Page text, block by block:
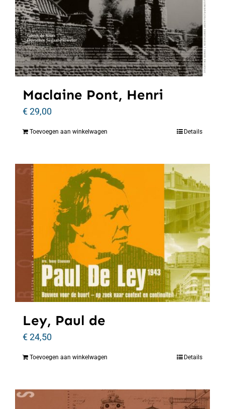
Maclaine Pont, Henri
€29,00
Toevoegen aan winkelwagen Details
Ley, Paul de
€24,50
Toevoegen aan winkelwagen Details